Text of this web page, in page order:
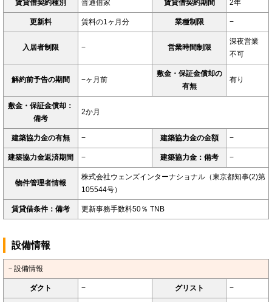
賃貸借契約種別 普通借家 賃貸借契約期間 2年
更新料 賃料の1ヶ月分 業種制限 −
入居者制限 − 営業時間制限
深夜営業
不可
解約前予告の期間 −ヶ月前
敷金・保証金償却の
有無
有り
敷金・保証金償却：
備考
2か月
建築協力金の有無 − 建築協力金の金額 −
建築協力金返済期間 − 建築協力金：備考 −
物件管理者情報
株式会社ウェンズインターナショナル（東京都知事(2)第
105544号）
賃貸借条件：備考 更新事務手数料50％ TNB
設備情報
－設備情報
ダクト − グリスト −